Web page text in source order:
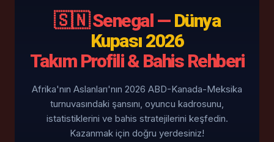
🇸🇳 Senegal — Dünya
Kupası 2026
Takım Profili & Bahis Rehberi
Afrika'nın Aslanları'nın 2026 ABD-Kanada-Meksika
turnuvasındaki şansını, oyuncu kadrosunu,
istatistiklerini ve bahis stratejilerini keşfedin.
Kazanmak için doğru yerdesiniz!